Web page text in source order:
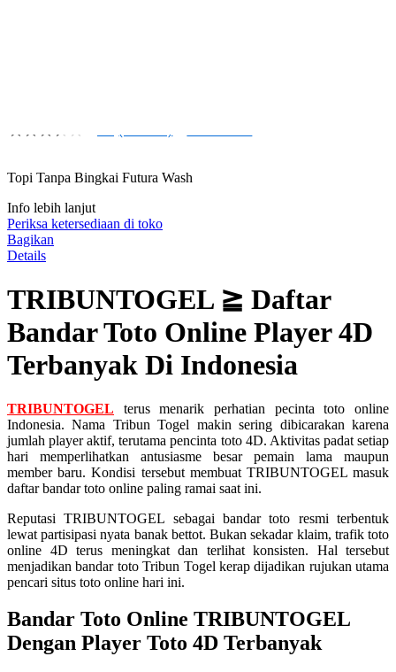
4.9
bintang,
rating
rata-
rata.
Read
13
Tautan
halaman
yang
sama.
Topi Tanpa Bingkai Futura Wash
Info lebih lanjut
Periksa ketersediaan di toko
Bagikan
Details
TRIBUNTOGEL ≧ Daftar
Bandar Toto Online Player 4D
Terbanyak Di Indonesia
TRIBUNTOGEL terus menarik perhatian pecinta toto online
Indonesia. Nama Tribun Togel makin sering dibicarakan karena
jumlah player aktif, terutama pencinta toto 4D. Aktivitas padat setiap
hari memperlihatkan antusiasme besar pemain lama maupun
member baru. Kondisi tersebut membuat TRIBUNTOGEL masuk
daftar bandar toto online paling ramai saat ini.
Reputasi TRIBUNTOGEL sebagai bandar toto resmi terbentuk
lewat partisipasi nyata banak bettot. Bukan sekadar klaim, trafik toto
online 4D terus meningkat dan terlihat konsisten. Hal tersebut
menjadikan bandar toto Tribun Togel kerap dijadikan rujukan utama
pencari situs toto online hari ini.
Bandar Toto Online TRIBUNTOGEL
Dengan Player Toto 4D Terbanyak